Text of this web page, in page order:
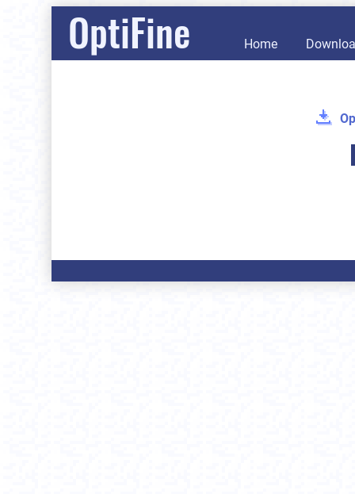
OptiFine Home